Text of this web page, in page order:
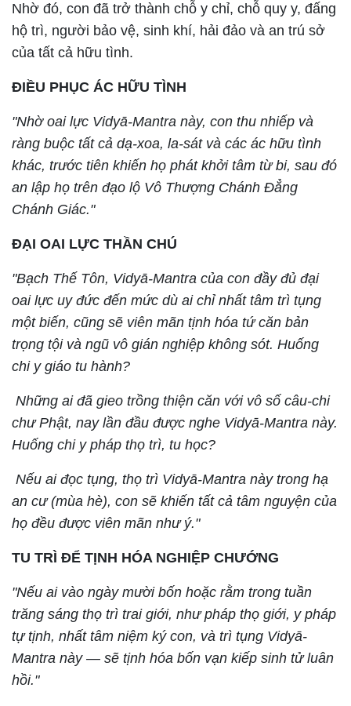
Nhờ đó, con đã trở thành chỗ y chỉ, chỗ quy y, đấng
hộ trì, người bảo vệ, sinh khí, hải đảo và an trú sở
của tất cả hữu tình.
ĐIỀU PHỤC ÁC HỮU TÌNH
"Nhờ oai lực Vidyā-Mantra này, con thu nhiếp và
ràng buộc tất cả dạ-xoa, la-sát và các ác hữu tình
khác, trước tiên khiến họ phát khởi tâm từ bi, sau đó
an lập họ trên đạo lộ Vô Thượng Chánh Đẳng
Chánh Giác."
ĐẠI OAI LỰC THẦN CHÚ
"Bạch Thế Tôn, Vidyā-Mantra của con đầy đủ đại
oai lực uy đức đến mức dù ai chỉ nhất tâm trì tụng
một biến, cũng sẽ viên mãn tịnh hóa tứ căn bản
trọng tội và ngũ vô gián nghiệp không sót. Huống
chi y giáo tu hành?
Những ai đã gieo trồng thiện căn với vô số câu-chi
chư Phật, nay lần đầu được nghe Vidyā-Mantra này.
Huống chi y pháp thọ trì, tu học?
Nếu ai đọc tụng, thọ trì Vidyā-Mantra này trong hạ
an cư (mùa hè), con sẽ khiến tất cả tâm nguyện của
họ đều được viên mãn như ý."
TU TRÌ ĐỂ TỊNH HÓA NGHIỆP CHƯỚNG
"Nếu ai vào ngày mười bốn hoặc rằm trong tuần
trăng sáng thọ trì trai giới, như pháp thọ giới, y pháp
tự tịnh, nhất tâm niệm ký con, và trì tụng Vidyā-
Mantra này — sẽ tịnh hóa bốn vạn kiếp sinh tử luân
hồi."